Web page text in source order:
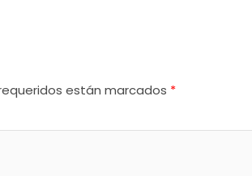
están marcados *